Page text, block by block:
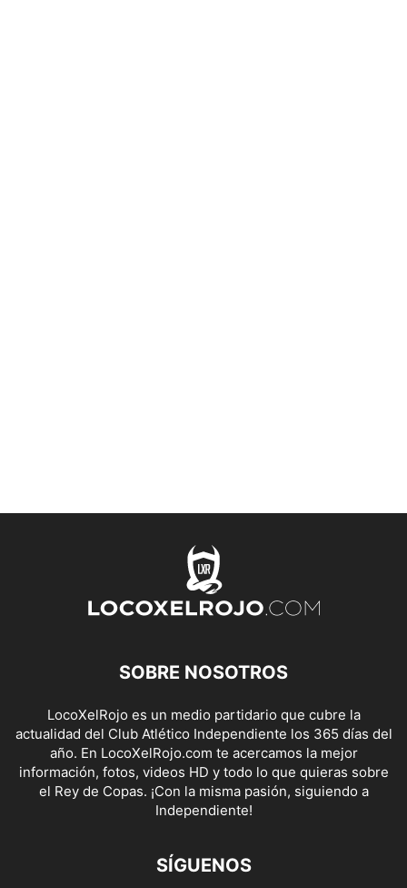
SOBRE NOSOTROS
LocoXelRojo es un medio partidario que cubre la
actualidad del Club Atlético Independiente los 365 días del
año. En LocoXelRojo.com te acercamos la mejor
información, fotos, videos HD y todo lo que quieras sobre
el Rey de Copas. ¡Con la misma pasión, siguiendo a
Independiente!
SÍGUENOS